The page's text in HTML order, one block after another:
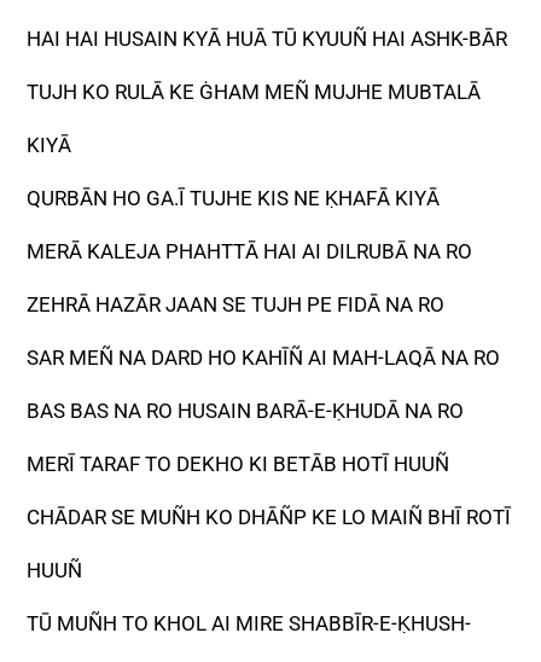
HAI HAI HUSAIN KYĀ HUĀ TŪ KYUUÑ HAI ASHK-BĀR
TUJH KO RULĀ KE ĠHAM MEÑ MUJHE MUBTALĀ
KIYĀ
QURBĀN HO GA.Ī TUJHE KIS NE ḲHAFĀ KIYĀ
MERĀ KALEJA PHAHTTĀ HAI AI DILRUBĀ NA RO
ZEHRĀ HAZĀR JAAN SE TUJH PE FIDĀ NA RO
SAR MEÑ NA DARD HO KAHĪÑ AI MAH-LAQĀ NA RO
BAS BAS NA RO HUSAIN BARĀ-E-ḲHUDĀ NA RO
MERĪ TARAF TO DEKHO KI BETĀB HOTĪ HUUÑ
CHĀDAR SE MUÑH KO DHĀÑP KE LO MAIÑ BHĪ ROTĪ
HUUÑ
TŪ MUÑH TO KHOL AI MIRE SHABBĪR-E-ḲHUSH-